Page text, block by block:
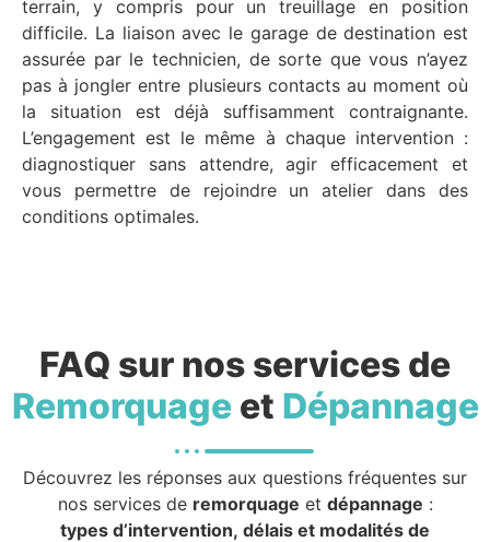
terrain, y compris pour un treuillage en position
difficile. La liaison avec le garage de destination est
assurée par le technicien, de sorte que vous n’ayez
pas à jongler entre plusieurs contacts au moment où
la situation est déjà suffisamment contraignante.
L’engagement est le même à chaque intervention :
diagnostiquer sans attendre, agir efficacement et
vous permettre de rejoindre un atelier dans des
conditions optimales.
FAQ sur nos services de
Remorquageet Dépannage
Découvrez les réponses aux questions fréquentes sur
nos services de remorquage et dépannage :
types d’intervention, délais et modalités de